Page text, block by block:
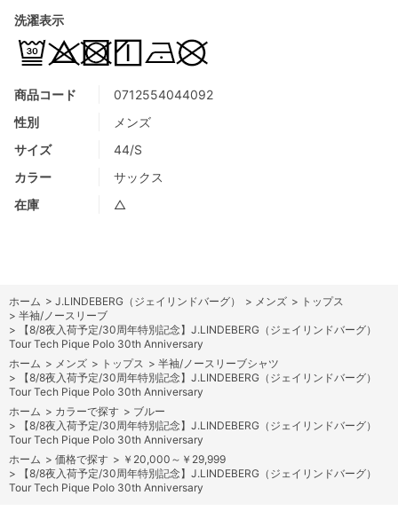
商品コード
0712554044092
性別
メンズ
サイズ
44/S
カラー
サックス
在庫
△
洗濯表示
ホーム > J.LINDEBERG（ジェイリンドバーグ） > メンズ > トップス
> 半袖/ノースリーブ
>
【8/8夜入荷予定/30周年特別記念】J.LINDEBERG（ジェイリンドバーグ）
Tour Tech Pique Polo 30th Anniversary
ホーム > メンズ > トップス > 半袖/ノースリーブシャツ
>
【8/8夜入荷予定/30周年特別記念】J.LINDEBERG（ジェイリンドバーグ）
Tour Tech Pique Polo 30th Anniversary
ホーム > カラーで探す > ブルー
>
【8/8夜入荷予定/30周年特別記念】J.LINDEBERG（ジェイリンドバーグ）
Tour Tech Pique Polo 30th Anniversary
ホーム > 価格で探す > ￥20,000～￥29,999
>
【8/8夜入荷予定/30周年特別記念】J.LINDEBERG（ジェイリンドバーグ）
Tour Tech Pique Polo 30th Anniversary